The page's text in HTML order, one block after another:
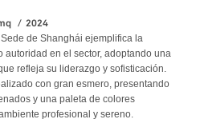
2024
de Shanghái ejemplifica la
autoridad en el sector, adoptando una
refleja su liderazgo y sofisticación.
con gran esmero, presentando
y una paleta de colores
profesional y sereno.